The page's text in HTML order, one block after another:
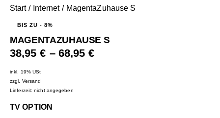
Start Internet MagentaZuhause S
BIS ZU - 8%
MAGENTAZUHAUSE S
38,95 € – 68,95 €
inkl. 19% USt
zzgl. Versand
Lieferzeit: nicht angegeben
TV OPTION